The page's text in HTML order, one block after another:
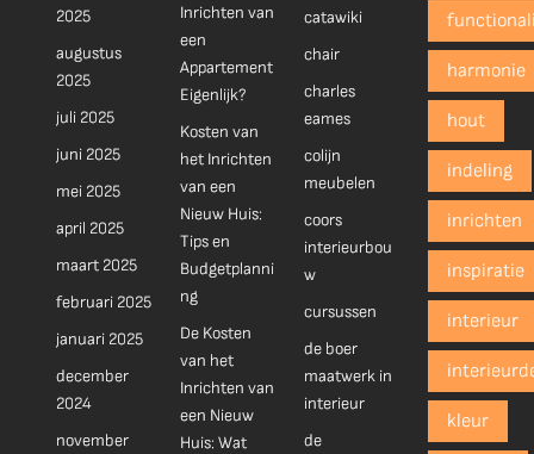
2025
augustus
2025
juli 2025
juni 2025
mei 2025
april 2025
maart 2025
februari 2025
januari 2025
december
2024
november
Inrichten van
een
Appartement
Eigenlijk?
Kosten van
het Inrichten
van een
Nieuw Huis:
Tips en
Budgetplanni
ng
De Kosten
van het
Inrichten van
een Nieuw
Huis: Wat
catawiki
chair
charles
eames
colijn
meubelen
coors
interieurbou
w
cursussen
de boer
maatwerk in
interieur
de
harmonie
hout
indeling
inrichten
inspiratie
interieur
kleur